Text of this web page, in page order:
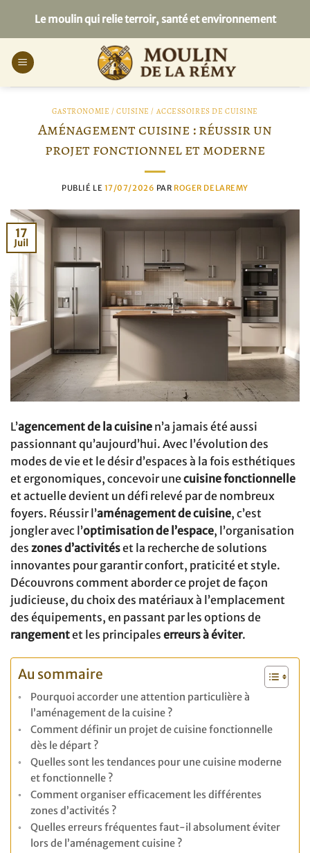
contenu
Le moulin qui relie terroir, santé et environnement
GASTRONOMIE / CUISINE / ACCESSOIRES DE CUISINE
Aménagement cuisine : réussir un
projet fonctionnel et moderne
PUBLIÉ LE 17/07/2026 PAR ROGER DELAREMY
17
Juil
L’agencement de la cuisine n’a jamais été aussi
passionnant qu’aujourd’hui. Avec l’évolution des
modes de vie et le désir d’espaces à la fois esthétiques
et ergonomiques, concevoir unecuisine fonctionnelle
et actuelle devient un défi relevé par de nombreux
foyers. Réussir l’aménagement de cuisine, c’est
jongler avec l’optimisation de l’espace, l’organisation
des zones d’activitéset la recherche de solutions
innovantes pour garantir confort, praticité et style.
Découvrons comment aborder ce projet de façon
judicieuse, du choix des matériaux à l’emplacement
des équipements, en passant par les options de
rangementet les principales erreurs à éviter.
Au sommaire
Pourquoi accorder une attention particulière à
l’aménagement de la cuisine ?
Comment définir un projet de cuisine fonctionnelle
dès le départ ?
Quelles sont les tendances pour une cuisine moderne
et fonctionnelle ?
Comment organiser efficacement les différentes
zones d’activités ?
Quelles erreurs fréquentes faut-il absolument éviter
lors de l’aménagement cuisine ?